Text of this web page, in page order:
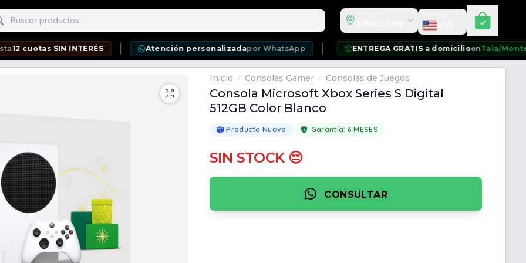
productos Seleccionar moneda
USD
SIN INTERÉS Atención personalizadapor WhatsApp ENTREGA GRATIS a domicilio enTala/Montevideo/
Inicio / Consolas Gamer / Consolas de Juegos
Consola Microsoft Xbox Series S Digital
512GB Color Blanco
Producto Nuevo Garantía: 6 MESES
SIN STOCK 😔
CONSULTAR